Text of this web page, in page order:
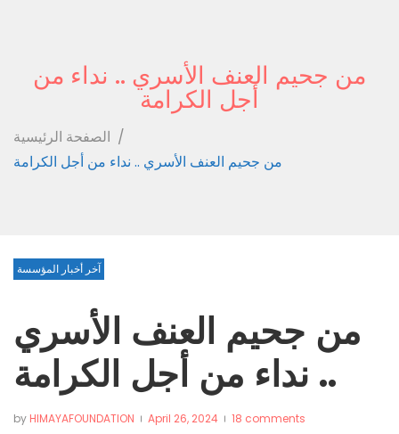
من جحيم العنف الأسري .. نداء من
أجل الكرامة
الصفحة الرئيسية /
من جحيم العنف الأسري .. نداء من أجل الكرامة
آخر أخبار المؤسسة
من جحيم العنف الأسري
.. نداء من أجل الكرامة
by HIMAYAFOUNDATION April 26, 2024 18 comments